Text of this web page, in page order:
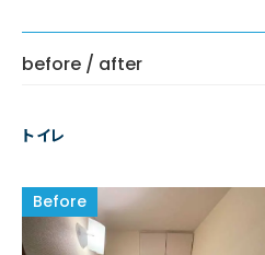
before / after
トイレ